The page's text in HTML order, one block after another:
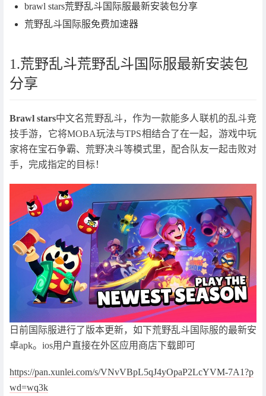
brawl stars荒野乱斗国际服最新安装包分享
荒野乱斗国际服免费加速器
1.荒野乱斗荒野乱斗国际服最新安装包
分享
Brawl stars中文名荒野乱斗，作为一款能多人联机的乱斗竞
技手游，它将MOBA玩法与TPS相结合了在一起，游戏中玩
家将在宝石争霸、荒野决斗等模式里，配合队友一起击败对
手，完成指定的目标！
日前国际服进行了版本更新，如下荒野乱斗国际服的最新安
卓apk。ios用户直接在外区应用商店下载即可
https://pan.xunlei.com/s/VNvVBpL5qJ4yOpaP2LcYVM-7A1?p
wd=wq3k